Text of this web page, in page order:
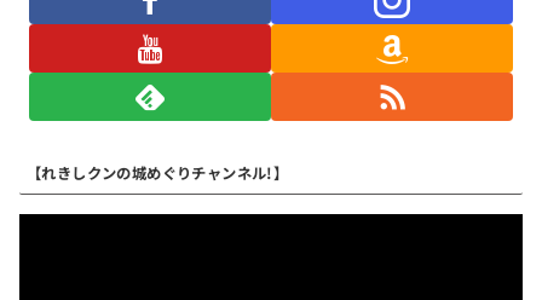
【れきしクンの城めぐりチャンネル!】